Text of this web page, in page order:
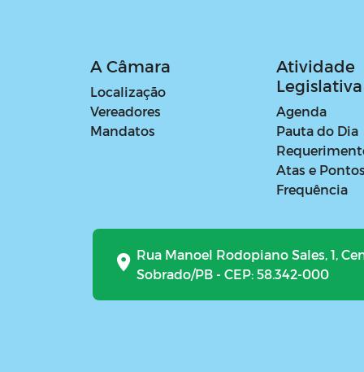
A Câmara
Localização
Vereadores
Mandatos
Atividade
Legislativa
Agenda
Pauta do Dia
Atas e
Frequência
Rua Manoel Rodopiano Sales, 1,
Sobrado/PB - CEP: 58.342-000